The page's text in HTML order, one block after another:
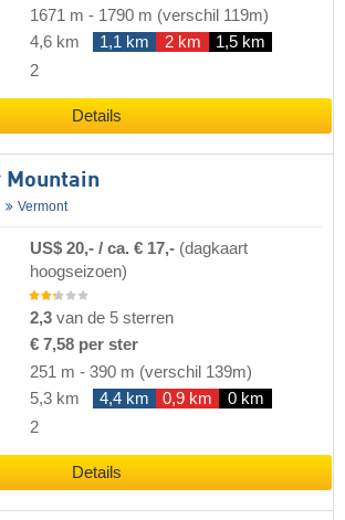
1671 m - 1790 m (verschil 119m)
4,6 km 1,1 km 2 km
1,5 km
2
Details
Mountain
Vermont
US$ 20,- / ca. € 17,- (dagkaart
hoogseizoen)
2,3 van de 5 sterren
€ 7,58 per ster
251 m - 390 m (verschil 139m)
5,3 km 4,4 km 0,9 km
0 km
2
Details